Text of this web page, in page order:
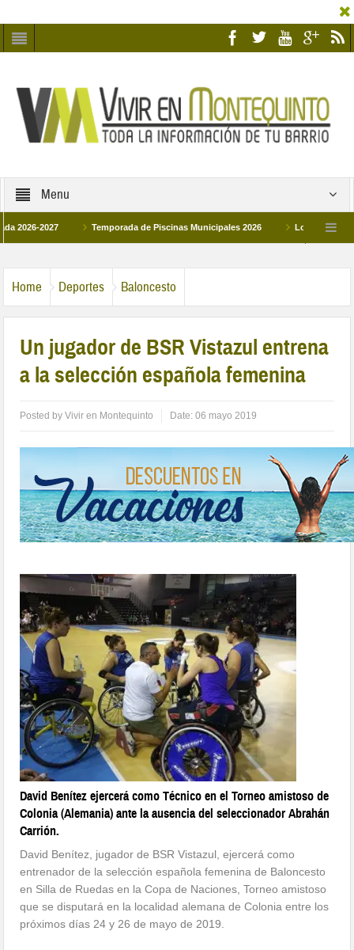
Menu
2027 Temporada de Piscinas Municipales 2026 Los Campus de
Home Deportes Baloncesto
Un jugador de BSR Vistazul entrena
a la selección española femenina
Posted byVivir en Montequinto Date:06 mayo 2019
David Benítez ejercerá como Técnico en el Torneo amistoso de
Colonia (Alemania) ante la ausencia del seleccionador Abrahán
Carrión.
David Benítez, jugador de BSR Vistazul, ejercerá como
entrenador de la selección española femenina de Baloncesto
en Silla de Ruedas en la Copa de Naciones, Torneo amistoso
que se disputará en la localidad alemana de Colonia entre los
próximos días 24 y 26 de mayo de 2019.